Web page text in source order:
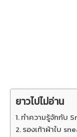
ยาวไปไม่อ่าน
ทำความรู้จักกับ
รองเท้าผ้าใบ